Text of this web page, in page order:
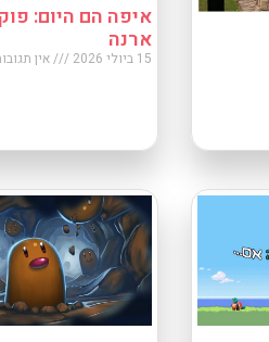
איפה הם היום:
ארנה
15 ביולי 2026 אין